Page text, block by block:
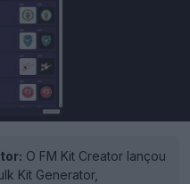
O FM Kit Creator lançou
Kit Generator,